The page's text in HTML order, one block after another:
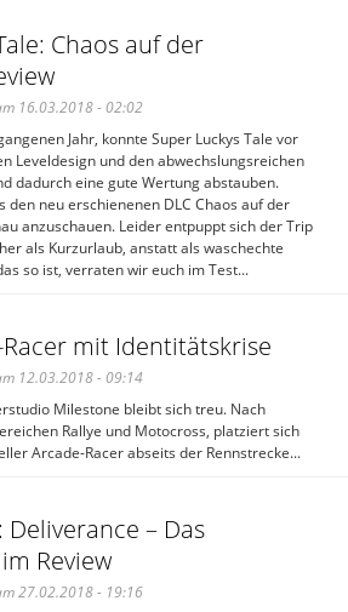
Chaos auf der
16.03.2018 - 02:02
Jahr, konnte Super Luckys Tale vor
Leveldesign und den abwechslungsreichen
dadurch eine gute Wertung abstauben.
den neu erschienenen DLC Chaos auf der
anzuschauen. Leider entpuppt sich der Trip
als Kurzurlaub, anstatt als waschechte
so ist, verraten wir euch im Test...
mit Identitätskrise
12.03.2018 - 09:14
Milestone bleibt sich treu. Nach
Rallye und Motocross, platziert sich
Arcade-Racer abseits der Rennstrecke...
– Das
Review
27.02.2018 - 19:16